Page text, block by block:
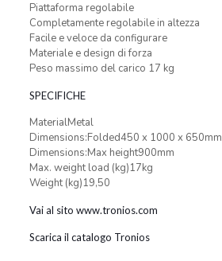
Piattaforma regolabile
Completamente regolabile in altezza
Facile e veloce da configurare
Materiale e design di forza
Peso massimo del carico 17 kg
SPECIFICHE
MaterialMetal
Dimensions:Folded450 x 1000 x 650mm
Dimensions:Max height900mm
Max. weight load (kg)17kg
Weight (kg)19,50
Vai al sito www.tronios.com
Scarica il catalogo Tronios